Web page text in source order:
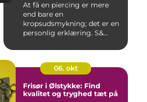
At få en piercing er mere
end bare en
kropsudsmykning; det er en
personlig erklæring. S&...
06. okt
Frisør i Ølstykke: Find
kvalitet og tryghed tæt på